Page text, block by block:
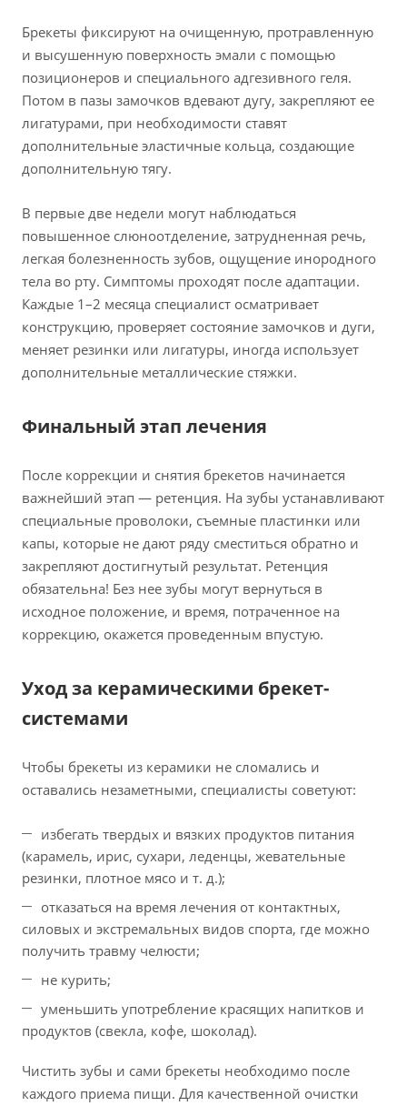
Брекеты фиксируют на очищенную, протравленную
и высушенную поверхность эмали с помощью
позиционеров и специального адгезивного геля.
Потом в пазы замочков вдевают дугу, закрепляют ее
лигатурами, при необходимости ставят
дополнительные эластичные кольца, создающие
дополнительную тягу.
В первые две недели могут наблюдаться
повышенное слюноотделение, затрудненная речь,
легкая болезненность зубов, ощущение инородного
тела во рту. Симптомы проходят после адаптации.
Каждые 1–2 месяца специалист осматривает
конструкцию, проверяет состояние замочков и дуги,
меняет резинки или лигатуры, иногда использует
дополнительные металлические стяжки.
Финальный этап лечения
После коррекции и снятия брекетов начинается
важнейший этап — ретенция. На зубы устанавливают
специальные проволоки, съемные пластинки или
капы, которые не дают ряду сместиться обратно и
закрепляют достигнутый результат. Ретенция
обязательна! Без нее зубы могут вернуться в
исходное положение, и время, потраченное на
коррекцию, окажется проведенным впустую.
Уход за керамическими брекет-
системами
Чтобы брекеты из керамики не сломались и
оставались незаметными, специалисты советуют:
избегать твердых и вязких продуктов питания
(карамель, ирис, сухари, леденцы, жевательные
резинки, плотное мясо и т. д.);
отказаться на время лечения от контактных,
силовых и экстремальных видов спорта, где можно
получить травму челюсти;
не курить;
уменьшить употребление красящих напитков и
продуктов (свекла, кофе, шоколад).
Чистить зубы и сами брекеты необходимо после
каждого приема пищи. Для качественной очистки